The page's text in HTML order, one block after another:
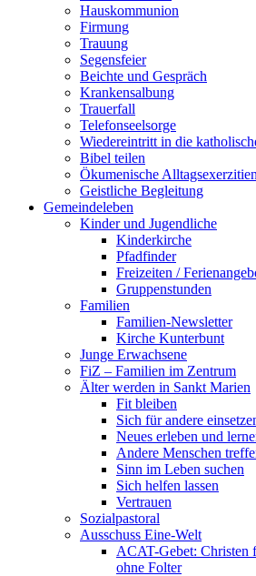
Hauskommunion
Firmung
Trauung
Segensfeier
Beichte und Gespräch
Krankensalbung
Trauerfall
Telefonseelsorge
Wiedereintritt in die
Bibel teilen
Ökumenische Alltagsexerzitien
Geistliche Begleitung
Gemeindeleben
Kinder und Jugendliche
Kinderkirche
Pfadfinder
Freizeiten /
Gruppenstunden
Familien
Familien-Newsletter
Kirche Kunterbunt
Junge Erwachsene
FiZ – Familien im Zentrum
Älter werden in Sankt Marien
Fit bleiben
Sich für andere
Neues erleben und
Andere Menschen
Sinn im Leben suchen
Sich helfen lassen
Vertrauen
Sozialpastoral
Ausschuss Eine-Welt
ACAT-Gebet: Christen
ohne Folter